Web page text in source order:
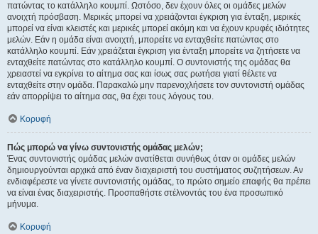
πατώντας το κατάλληλο κουμπί. Ωστόσο, δεν έχουν όλες οι ομάδες μελών
ανοιχτή πρόσβαση. Μερικές μπορεί να χρειάζονται έγκριση για ένταξη, μερικές
μπορεί να είναι κλειστές και μερικές μπορεί ακόμη και να έχουν κρυφές ιδιότητες
μελών. Εάν η ομάδα είναι ανοιχτή, μπορείτε να ενταχθείτε πατώντας στο
κατάλληλο κουμπί. Εάν χρειάζεται έγκριση για ένταξη μπορείτε να ζητήσετε να
ενταχθείτε πατώντας στο κατάλληλο κουμπί. Ο συντονιστής της ομάδας θα
χρειαστεί να εγκρίνει το αίτημα σας και ίσως σας ρωτήσει γιατί θέλετε να
ενταχθείτε στην ομάδα. Παρακαλώ μην παρενοχλήσετε τον συντονιστή ομάδας
εάν απορρίψει το αίτημα σας, θα έχει τους λόγους του.
Κορυφή
Πώς μπορώ να γίνω συντονιστής ομάδας μελών;
Ένας συντονιστής ομάδας μελών ανατίθεται συνήθως όταν οι ομάδες μελών
δημιουργούνται αρχικά από έναν διαχειριστή του συστήματος συζητήσεων. Αν
ενδιαφέρεστε να γίνετε συντονιστής ομάδας, το πρώτο σημείο επαφής θα πρέπει
να είναι ένας διαχειριστής. Προσπαθήστε στέλνοντάς του ένα προσωπικό
μήνυμα.
Κορυφή